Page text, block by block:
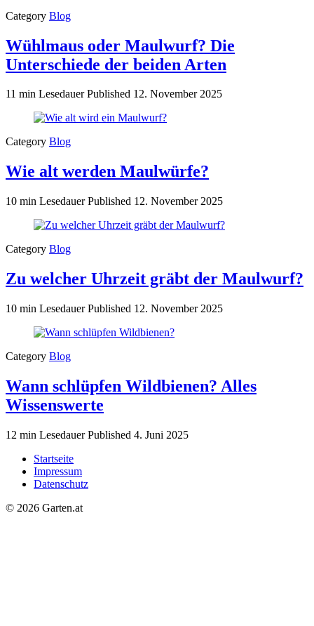
Category Blog
Wühlmaus oder Maulwurf? Die
Unterschiede der beiden Arten
11 min LesedauerPublished 12. November 2025
Category Blog
Wie alt werden Maulwürfe?
10 min LesedauerPublished 12. November 2025
Category Blog
Zu welcher Uhrzeit gräbt der Maulwurf?
10 min LesedauerPublished 12. November 2025
Category Blog
Wann schlüpfen Wildbienen? Alles
Wissenswerte
12 min LesedauerPublished 4. Juni 2025
Startseite
Impressum
Datenschutz
© 2026 Garten.at